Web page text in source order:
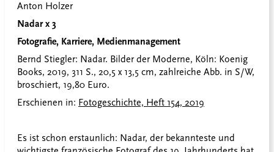
Anton Holzer
Nadar x 3
Fotografie, Karriere, Medienmanagement
Bernd Stiegler: Nadar. Bilder der Moderne, Köln: Koenig
Books, 2019, 311 S., 20,5 x 13,5 cm, zahlreiche Abb. in S/W,
broschiert, 19,80 Euro.
Erschienen in: Fotogeschichte, Heft 154, 2019
Es ist schon erstaunlich: Nadar, der bekannteste und